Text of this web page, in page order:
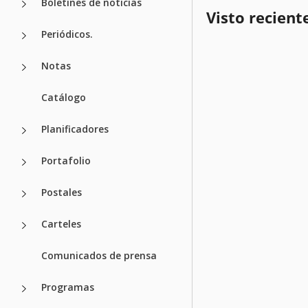
Periódicos.
Notas
Catálogo
Planificadores
Portafolio
Postales
Carteles
Comunicados de prensa
Programas
Visto